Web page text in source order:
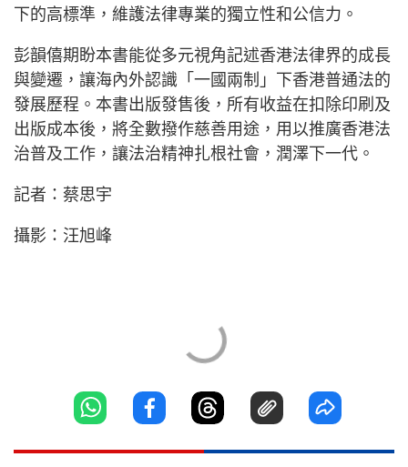
下的高標準，維護法律專業的獨立性和公信力。
彭韻僖期盼本書能從多元視角記述香港法律界的成長
與變遷，讓海內外認識「一國兩制」下香港普通法的
發展歷程。本書出版發售後，所有收益在扣除印刷及
出版成本後，將全數撥作慈善用途，用以推廣香港法
治普及工作，讓法治精神扎根社會，潤澤下一代。
記者：蔡思宇
攝影：汪旭峰